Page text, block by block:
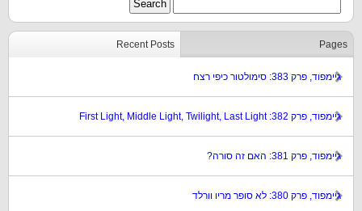
Recent Posts Pages
גיימפוד, פרק 383: סימולטור כיפי רצח
גיימפוד, פרק 382: First Light, Middle Light, Twilight, Last Light
גיימפוד, פרק 381: האם זה סורה?
גיימפוד, פרק 380: לא סופר מריו וורלד